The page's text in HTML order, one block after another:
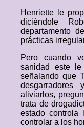
Henriette le
diciéndole
departamento
prácticas
Pero cuando
sanidad este
señalando que
aliviarlos,
trata de
estado controla
controlar a los